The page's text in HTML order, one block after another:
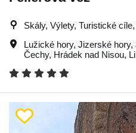
Skály, Výlety, Turistické
Lužické hory, Jizerské hory,
Čechy, Hrádek nad Nisou,